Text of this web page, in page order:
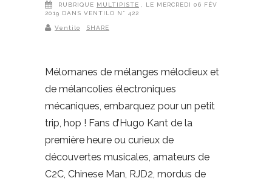
RUBRIQUE MULTIPISTE
, LE MERCREDI 06 FÉV
2019 DANS VENTILO N° 422
Ventilo SHARE
Mélomanes de mélanges mélodieux et
de mélancolies électroniques
mécaniques, embarquez pour un petit
trip, hop ! Fans d’Hugo Kant de la
première heure ou curieux de
découvertes musicales, amateurs de
C2C, Chinese Man, RJD2, mordus de